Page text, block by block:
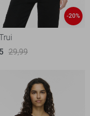
-20%
29,99